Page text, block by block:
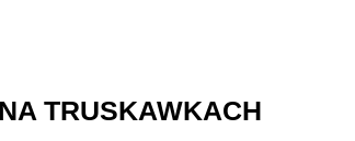
TRUSKAWKACH